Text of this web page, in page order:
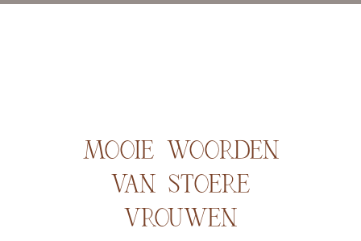
MOOIE WOORDEN
VAN STOERE
VROUWEN